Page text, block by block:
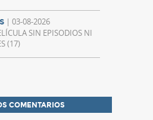
| 03-08-2026
SIN EPISODIOS NI
(17)
COMENTARIOS